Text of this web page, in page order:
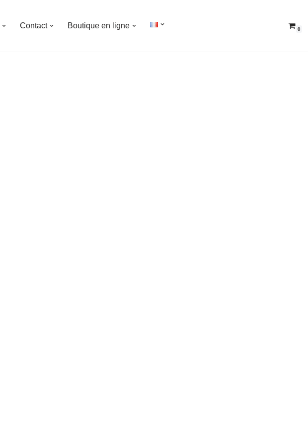
Contact Boutique en ligne 0